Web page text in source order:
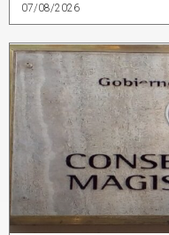
07/08/2026